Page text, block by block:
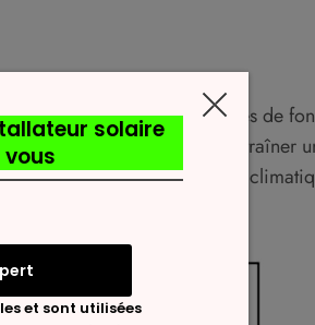
dépasse les limites de
dépasser ces seuils peut entraîner
lorsque les conditions
à y remédier.